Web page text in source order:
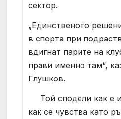
сектор.
„Единственото
в спорта при
вдигнат парите на
прави именно там“,
Глушков.
Той сподели как е
как се чувства като